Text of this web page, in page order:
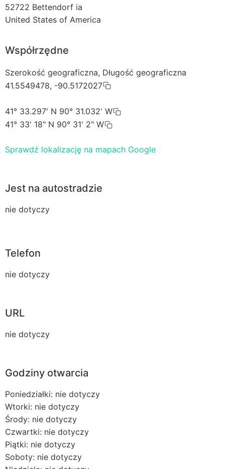
52722 Bettendorf ia
United States of America
Współrzędne
Szerokość geograficzna, Długość geograficzna
41.5549478, -90.5172027
41° 33.297' N 90° 31.032' W
41° 33' 18" N 90° 31' 2" W
Sprawdź lokalizację na mapach Google
Jest na autostradzie
nie dotyczy
Telefon
nie dotyczy
URL
nie dotyczy
Godziny otwarcia
Poniedziałki: nie dotyczy
Wtorki: nie dotyczy
Środy: nie dotyczy
Czwartki: nie dotyczy
Piątki: nie dotyczy
Soboty: nie dotyczy